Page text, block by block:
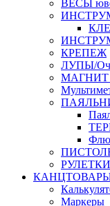
ВЕСЫ
КРЕПЕЖ
ЛУПЫ/
РУЛЕТКИ
Маркеры